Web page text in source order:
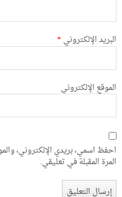
البريد الإلكتروني *
الموقع الإلكتروني
احفظ اسمي، بريدي الإلكتروني،
المرة المقبلة في تعليقي.